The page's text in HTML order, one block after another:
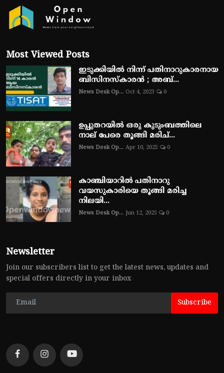
Most Viewed Posts
ഇടുക്കിയിൽ നിന്ന് പതിനാറുകാരനായ
ബിസിനസ്‌കാരൻ ; അബ്...
News Desk Op... Oct 4, 2023 0
ഉപ്പുതറയിൽ ഒരു കുടുംബത്തിലെ
നാല് പേരെ തൂങ്ങി മരിച്...
News Desk Op... Apr 10, 2025 0
കാഞ്ചിയാറിൽ പതിനാറു
വയസുകാരിയെ തൂങ്ങി മരിച്ച
നിലയി...
News Desk Op... Jun 12, 2025 0
Newsletter
Join our subscribers list to get the latest news, updates and
special offers directly in your inbox
Subscribe